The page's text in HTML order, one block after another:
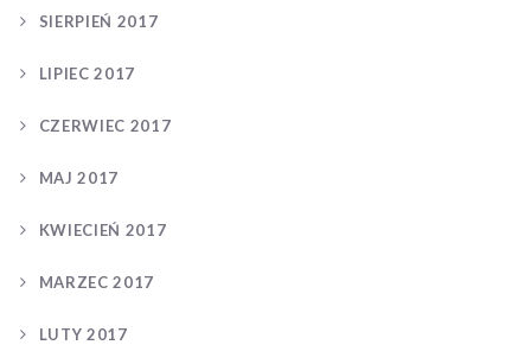
SIERPIEŃ 2017
LIPIEC 2017
CZERWIEC 2017
MAJ 2017
KWIECIEŃ 2017
MARZEC 2017
LUTY 2017